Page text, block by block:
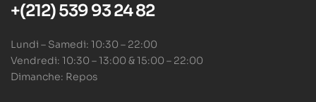
+(212) 539 93 24 82
Lundi – Samedi: 10:30 – 22:00
Vendredi: 10:30 – 13:00 & 15:00 – 22:00
Dimanche: Repos